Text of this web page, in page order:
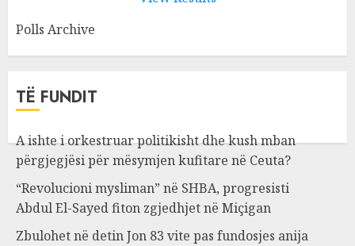
Polls Archive
TË FUNDIT
A ishte i orkestruar politikisht dhe kush mban
përgjegjësi për mësymjen kufitare në Ceuta?
“Revolucioni mysliman” në SHBA, progresisti
Abdul El-Sayed fiton zgjedhjet në Miçigan
Zbulohet në detin Jon 83 vite pas fundosjes anija